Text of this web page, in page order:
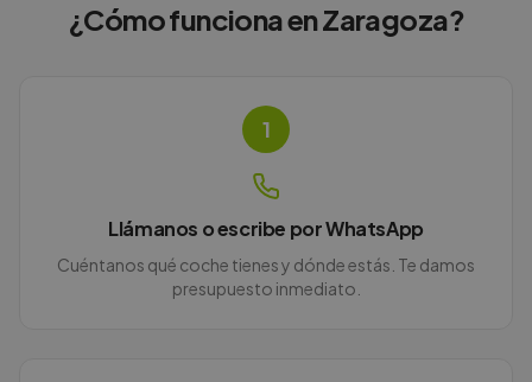
¿Cómo funciona enZaragoza?
1
Llámanos o escribe por WhatsApp
Cuéntanos qué coche tienes y dónde estás. Te damos
presupuesto inmediato.